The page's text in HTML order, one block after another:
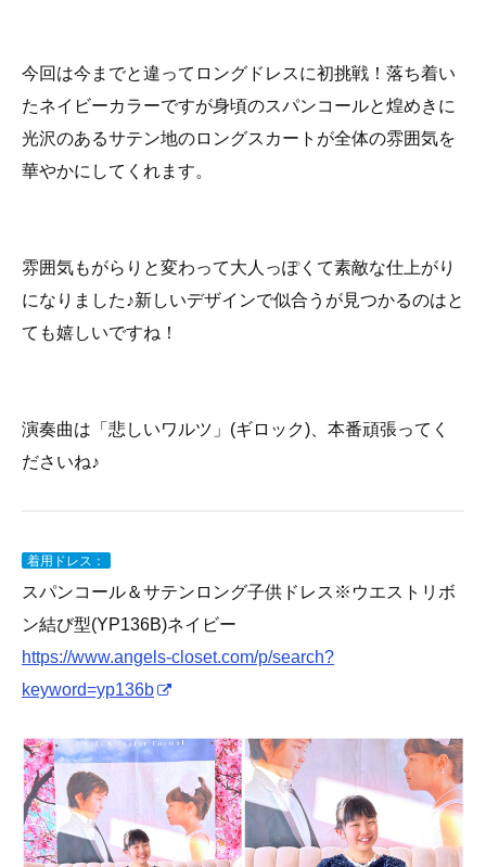
今回は今までと違ってロングドレスに初挑戦！落ち着い
たネイビーカラーですが身頃のスパンコールと煌めきに
光沢のあるサテン地のロングスカートが全体の雰囲気を
華やかにしてくれます。
雰囲気もがらりと変わって大人っぽくて素敵な仕上がり
になりました♪新しいデザインで似合うが見つかるのはと
ても嬉しいですね！
演奏曲は「悲しいワルツ」(ギロック)、本番頑張ってく
ださいね♪
着用ドレス：
スパンコール＆サテンロング子供ドレス※ウエストリボ
ン結び型(YP136B)ネイビー
https://www.angels-closet.com/p/search?
keyword=yp136b